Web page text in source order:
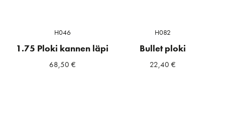
H046
1.75 Ploki kannen läpi
68,50 €
H082
Bullet ploki
22,40 €